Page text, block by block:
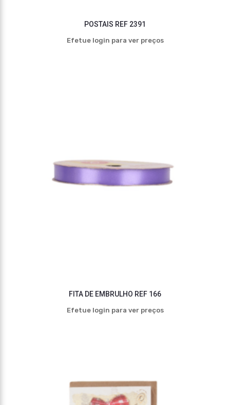
POSTAIS REF 2391
Efetue login para ver preços
FITA DE EMBRULHO REF 166
Efetue login para ver preços